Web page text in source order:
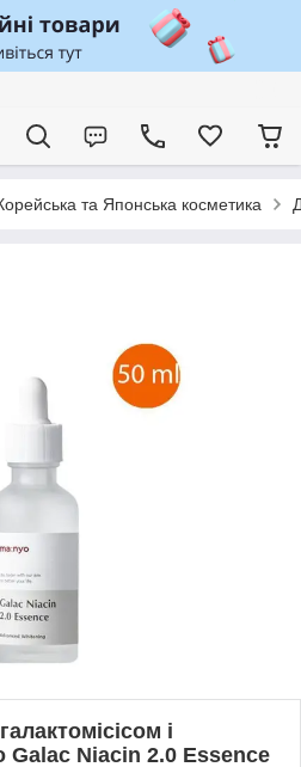
та Японська косметика
і
Galac Niacin 2.0 Essence